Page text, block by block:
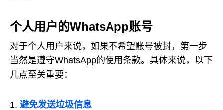
个人用户的WhatsApp账号
对于个人用户来说，如果不希望账号被封，第一步
当然是遵守WhatsApp的使用条款。具体来说，以下
几点至关重要：
避免发送垃圾信息